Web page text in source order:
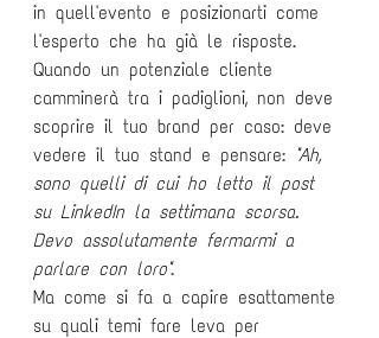
in quell'evento e posizionarti come
l'esperto che ha già le risposte.
Quando un potenziale cliente
camminerà tra i padiglioni, non deve
scoprire il tuo brand per caso: deve
vedere il tuo stand e pensare: "Ah,
sono quelli di cui ho letto il post
su LinkedIn la settimana scorsa.
Devo assolutamente fermarmi a
parlare con loro".
Ma come si fa a capire esattamente
su quali temi fare leva per